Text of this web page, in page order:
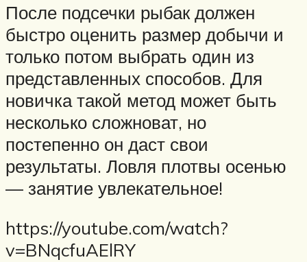
После подсечки рыбак должен
быстро оценить размер добычи и
только потом выбрать один из
представленных способов. Для
новичка такой метод может быть
несколько сложноват, но
постепенно он даст свои
результаты. Ловля плотвы осенью
— занятие увлекательное!
https://youtube.com/watch?
v=BNqcfuAElRY